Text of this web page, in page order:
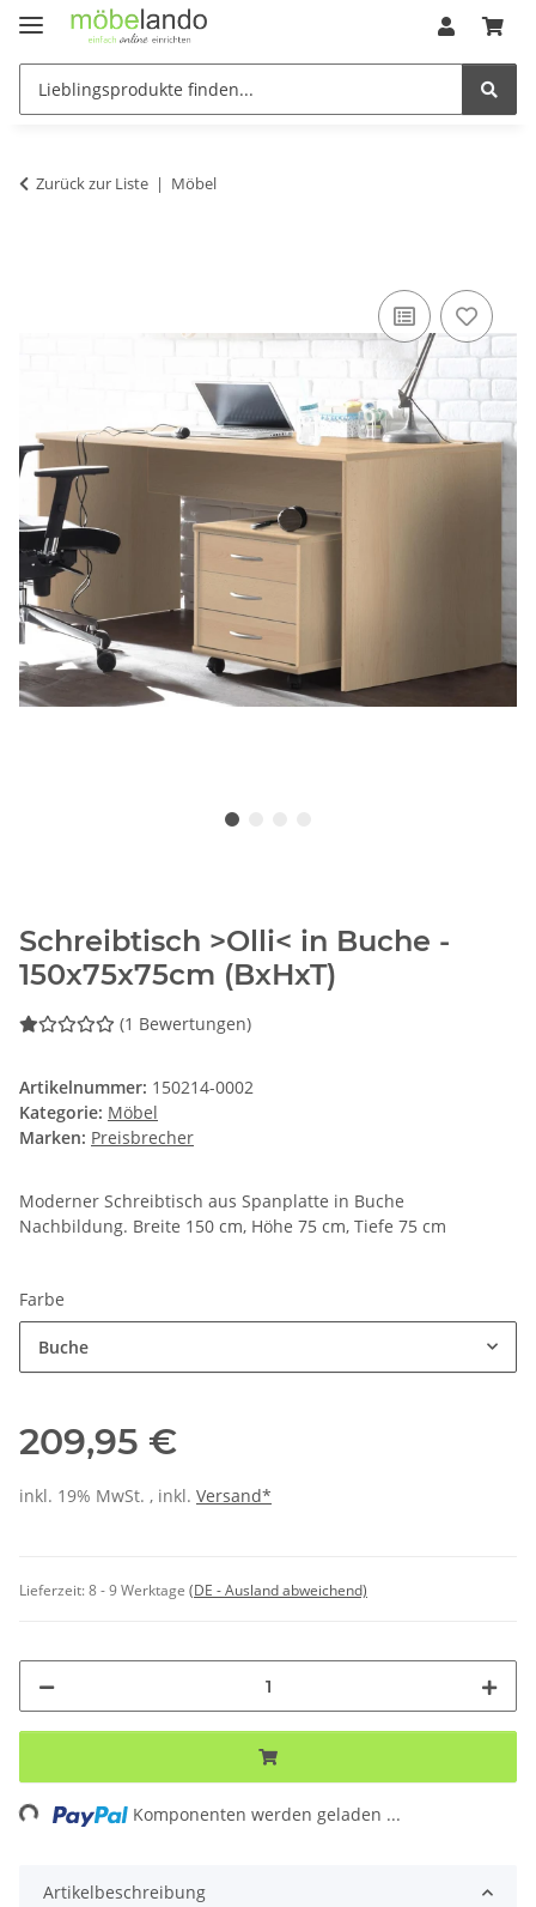
Zurück zur Liste Möbel
Schreibtisch >Olli< in Buche -
150x75x75cm (BxHxT)
(1 Bewertungen)
Artikelnummer: 150214-0002
Kategorie: Möbel
Marken: Preisbrecher
Moderner Schreibtisch aus Spanplatte in Buche
Nachbildung. Breite 150 cm, Höhe 75 cm, Tiefe 75 cm
Farbe
Buche
209,95 €
inkl. 19% MwSt. , inkl. Versand*
Lieferzeit:8 - 9 Werktage (DE - Ausland abweichend)
Komponenten werden geladen ...
Artikelbeschreibung